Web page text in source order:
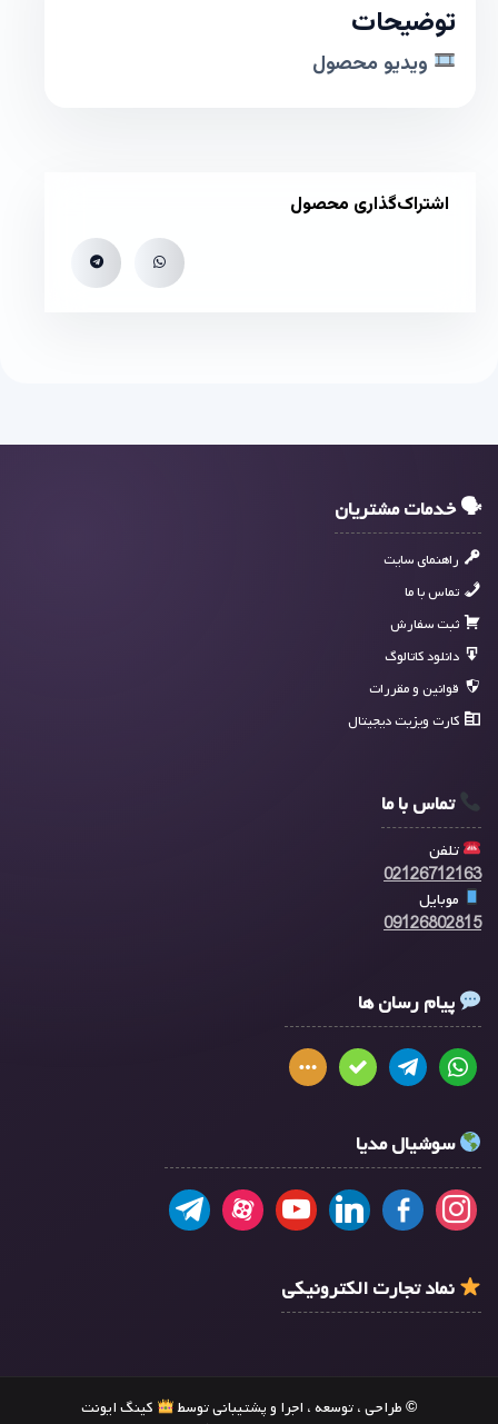
توضیحات
ویدیو محصول
اشتراک‌گذاری محصول
🗣 خدمات مشتریان
راهنمای سایت
تماس با ما
ثبت سفارش
دانلود کاتالوگ
قوانین و مقررات
کارت ویزیت دیجیتال
تماس با ما
تلفن
02126712163
موبایل
09126802815
پیام رسان ها
سوشیال مدیا
نماد تجارت الکترونیکی
© طراحی ، توسعه ، اجرا و پشتیبانی توسط کینگ ایونت